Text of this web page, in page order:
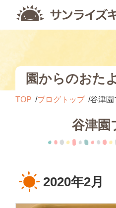
園からのおた
TOP ブログトップ 谷津園
谷津園
2020年2月